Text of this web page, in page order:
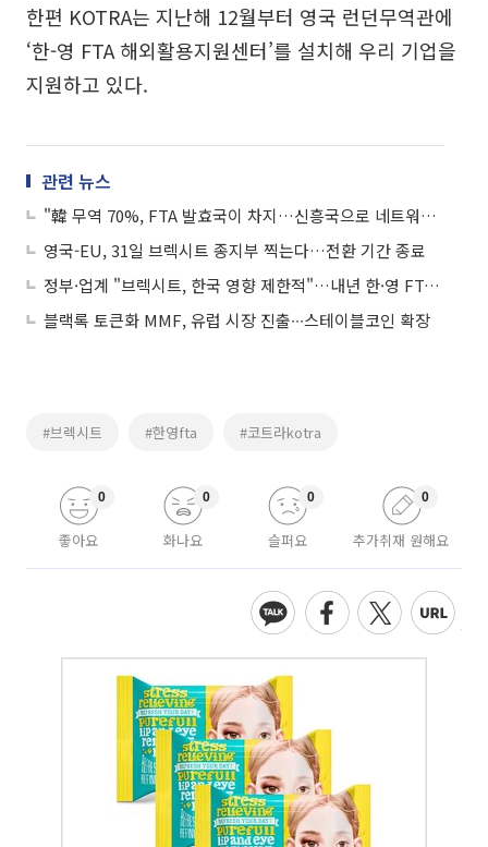
한편 KOTRA는 지난해 12월부터 영국 런던무역관에
‘한-영 FTA 해외활용지원센터’를 설치해 우리 기업을
지원하고 있다.
관련 뉴스
"韓 무역 70%, FTA 발효국이 차지…신흥국으로 네트워크 확대 필요"
영국-EU, 31일 브렉시트 종지부 찍는다…전환 기간 종료
정부·업계 "브렉시트, 한국 영향 제한적"…내년 한·영 FTA 발효
블랙록 토큰화 MMF, 유럽 시장 진출∙∙∙스테이블코인 확장
#브렉시트 #한영fta #코트라kotra
좋아요
0
화나요
0
슬퍼요
0
추가취재 원해요
0